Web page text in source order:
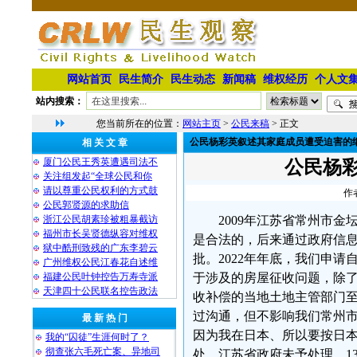
网站首页 民生简介 民生动态 新闻稿 维权经历 个人文
站内搜索：
您当前所在的位置： 网站主页 > 公民来稿 > 正文
相 关 文 章
厦门公民王秀英遭遇司法不
关注组发起“全球公民和你
请以尊重公民权利的方式鼓
公民郭贤源的求助信
浙江公民胡素珍被粗暴截访
福州市长吴贤德纵容对维权
狱中酷刑致残的广东李碧云
广州维权公民江春花自述维
福建公民叶钟控告万寿寺派
天津四十公民联名控告政法
最 新 热 门
我的“囚徒”生涯何时了？
彻查张六毛死亡案、异地司
公民杨彩英叙述其家庭成员遭受迫害的
公民杨
作
2009年江苏省常州市金
是合法的，后来通过政府信
批。2022年年底，我们申请
于涉及的房屋征收问题，除
收补偿的当地土地主管部门
过沟通，但不影响我们常州
因为我在日本、所以要按日
处，江苏省政府未予处理。